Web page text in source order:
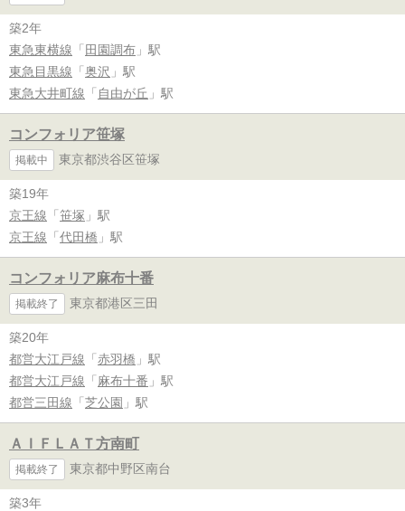
築2年
東急東横線 「 田園調布 」駅
東急目黒線 「 奥沢 」駅
東急大井町線 「 自由が丘 」駅
コンフォリア笹塚
掲載中 東京都渋谷区笹塚
築19年
京王線 「 笹塚 」駅
京王線 「 代田橋 」駅
コンフォリア麻布十番
掲載終了 東京都港区三田
築20年
都営大江戸線 「 赤羽橋 」駅
都営大江戸線 「 麻布十番 」駅
都営三田線 「 芝公園 」駅
ＡＩＦＬＡＴ方南町
掲載終了 東京都中野区南台
築3年